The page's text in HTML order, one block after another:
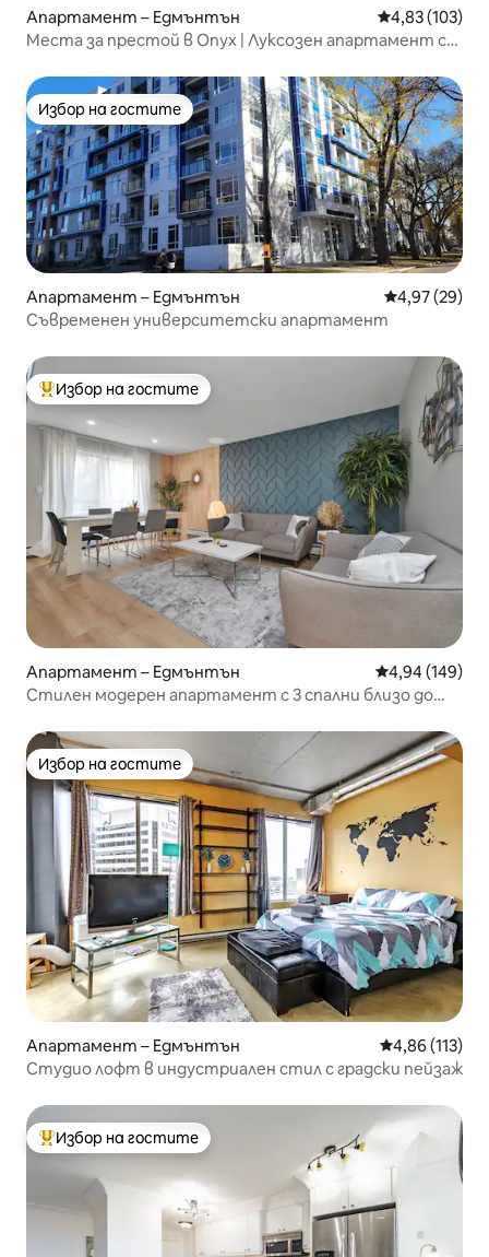
Апартамент – Едмънтън Средна
4,83 (103)
Места за престой в Onyx | Луксозен апартамент с
Избор на гостите
Избор на гостите
Апартамент – Едмънтън Средна
4,97 (29)
Съвременен университетски апартамент
Най-популярен избор на гостите
Избор на гостите
Апартамент – Едмънтън Средна
4,94 (149)
Стилен модерен апартамент с 3 спални близо до
Избор на гостите
Избор на гостите
Апартамент – Едмънтън Средна
4,86 (113)
Студио лофт в индустриален стил с градски пейзаж
Най-популярен избор на гостите
Избор на гостите